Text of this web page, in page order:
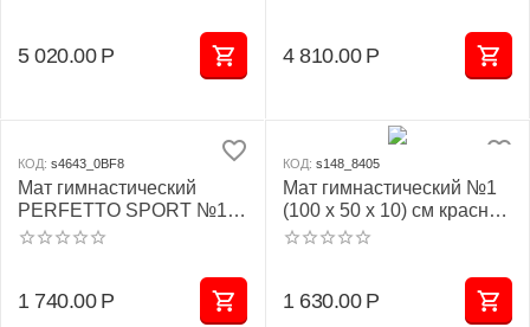
5 020.00 Р 4 810.00 Р
КОД: s4643_0BF8
Мат гимнастический
PERFETTO SPORT №1
(100 х 50 х 10) см
1 740.00 Р
КОД: s148_8405
Мат гимнастический №1
(100 х 50 х 10) см красно/
жёлтый
1 630.00 Р